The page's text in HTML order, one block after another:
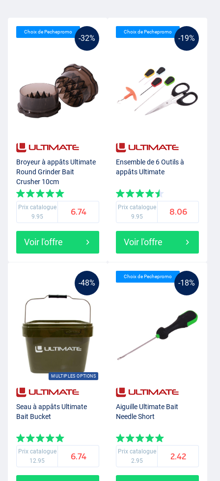
-32%
Choix de Pechepromo
Broyeur à appâts Ultimate
Round Grinder Bait
Crusher 10cm
Prix catalogue
9.95
6.74
Voir l'offre
-19%
Choix de Pechepromo
Ensemble de 6 Outils à
appâts Ultimate
Prix catalogue
9.95
8.06
Voir l'offre
-48%
MULTIPLES OPTIONS
Seau à appâts Ultimate
Bait Bucket
Prix catalogue
12.95
6.74
-18%
Choix de Pechepromo
Aiguille Ultimate Bait
Needle Short
Prix catalogue
2.95
2.42